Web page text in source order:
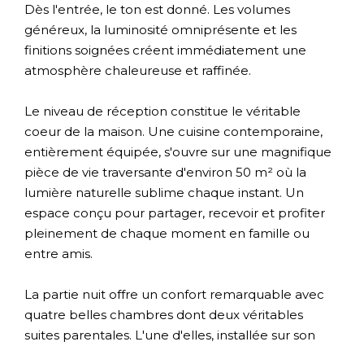
Dès l'entrée, le ton est donné. Les volumes
généreux, la luminosité omniprésente et les
finitions soignées créent immédiatement une
atmosphère chaleureuse et raffinée.
Le niveau de réception constitue le véritable
coeur de la maison. Une cuisine contemporaine,
entièrement équipée, s'ouvre sur une magnifique
pièce de vie traversante d'environ 50 m² où la
lumière naturelle sublime chaque instant. Un
espace conçu pour partager, recevoir et profiter
pleinement de chaque moment en famille ou
entre amis.
La partie nuit offre un confort remarquable avec
quatre belles chambres dont deux véritables
suites parentales. L'une d'elles, installée sur son